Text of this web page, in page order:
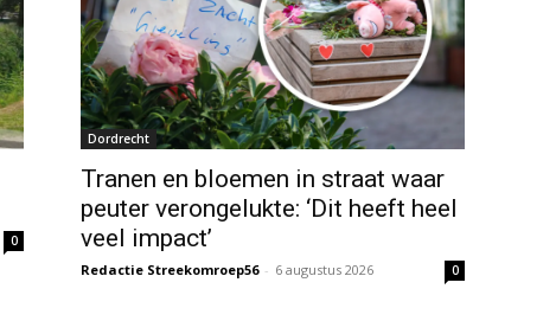
0
Dordrecht
Tranen en bloemen in straat waar
peuter verongelukte: ‘Dit heeft heel
veel impact’
Redactie Streekomroep56 - 6 augustus 2026 0